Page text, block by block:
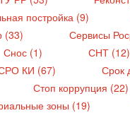
постройка (9)
(33)
Сервисы
Снос (1) СНТ (12)
КИ (67) Срок
Стоп коррупция (22)
зоны (19)